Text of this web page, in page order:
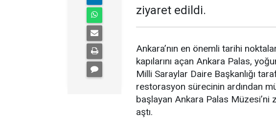
ziyaret edildi.
Ankara’nın en önemli tarihi
kapılarını açan Ankara Palas,
Milli Saraylar Daire Başkanlığı
restorasyon sürecinin ardından
başlayan Ankara Palas Müzesi’ni
aştı.